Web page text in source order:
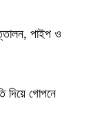
পাইপ ও
দিয়ে গোপনে